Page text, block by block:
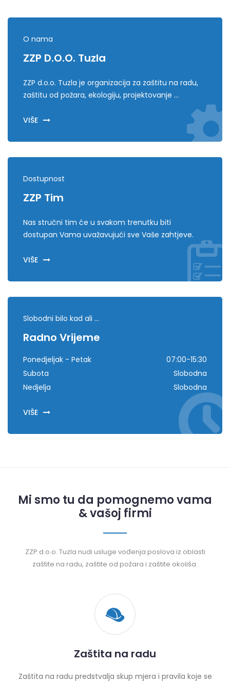
O nama
ZZP D.o.o. Tuzla
ZZP d.o.o. Tuzla je organizacija za zaštitu na radu,
zaštitu od požara, ekologiju, projektovanje ...
VIŠE
Dostupnost
ZZP Tim
Nas stručni tim će u svakom trenutku biti
dostupan Vama uvažavujući sve Vaše zahtjeve.
VIŠE
Slobodni bilo kad ali ...
Radno Vrijeme
Ponedjeljak - Petak
07:00-15:30
Subota
Slobodna
Nedjelja
Slobodna
VIŠE
Mi smo tu da pomognemo vama
& vašoj firmi
ZZP d.o.o. Tuzla nudi usluge vođenja poslova iz oblasti
zaštite na radu, zaštite od požara i zaštite okoliša.
Zaštita na radu
Zaštita na radu predstvalja skup mjera i pravila koje se